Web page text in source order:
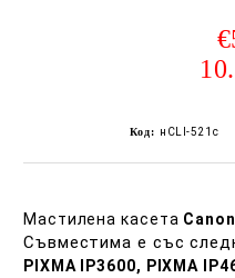
Код: нCLI-521c
Мастилена касета
Съвместима е със
PIXMA IP3600, PIXMA